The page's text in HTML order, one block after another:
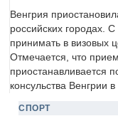
Венгрия
российских городах.
принимать в визовых
Отмечается, что
приостанавливается
консульства Венгрии
СПОРТ